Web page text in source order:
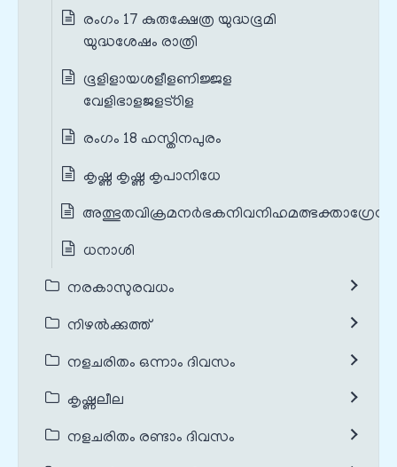
രംഗം 17 കുരുക്ഷേത്ര യുദ്ധഭൂമി
യുദ്ധശേഷം രാത്രി
ഭൂളിളായശളീളണിജ്ജള
വേളിഭാളജളട്ഠിള
രംഗം 18 ഹസ്തിനപുരം
കൃഷ്ണ കൃഷ്ണ കൃപാനിധേ
ധനാശി
നരകാസുരവധം
നിഴൽക്കുത്ത്
നളചരിതം ഒന്നാം ദിവസം
കൃഷ്ണലീല
നളചരിതം രണ്ടാം ദിവസം